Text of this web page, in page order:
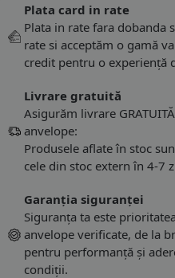
Plata card in rate
Plata in rate fara dobanda
rate si acceptăm o gamă
credit pentru o experiență
Livrare gratuită
Asigurăm livrare
anvelope:
Produsele aflate în stoc
cele din stoc extern în 4-7
Garanția siguranței
Siguranța ta este
anvelope verificate, de la
pentru performanță și
condiții.